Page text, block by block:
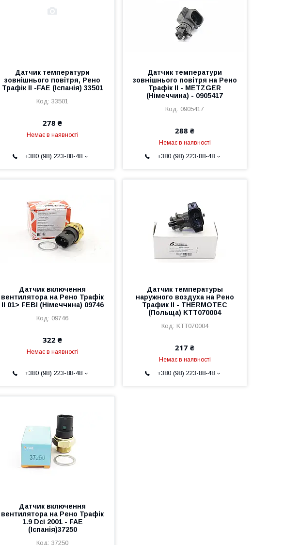
Датчик температури
зовнішнього повітря, Рено
Трафік II -FAE (Іспанія) 33501
33501
278 ₴
Немає в наявності
+380 (98) 223-88-48
Датчик температури
зовнішнього повітря на Рено
Трафік II - METZGER
(Німеччина) - 0905417
0905417
288 ₴
Немає в наявності
+380 (98) 223-88-48
Датчик включення
вентилятора на Рено Трафік
II 01> FEBI (Німеччина) 09746
09746
322 ₴
Немає в наявності
+380 (98) 223-88-48
Датчик температуры
наружного воздуха на Рено
Трафик II - THERMOTEC
(Польща) KTT070004
KTT070004
217 ₴
Немає в наявності
+380 (98) 223-88-48
Датчик включення
вентилятора на Рено Трафік
1.9 Dci 2001 - FAE
(Іспанія)37250
37250